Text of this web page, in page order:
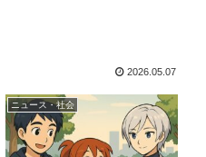
2026.05.07
ニュース・社会